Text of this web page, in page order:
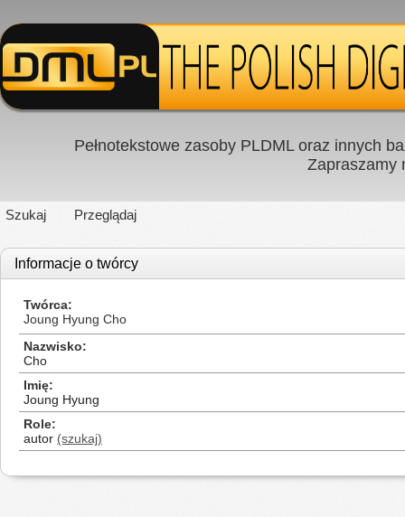
Pełnotekstowe zasoby PLDML oraz innych
Zapraszamy
Szukaj Przeglądaj
Informacje o twórcy
Twórca
Joung Hyung Cho
Nazwisko
Cho
Imię
Joung Hyung
Role
autor (szukaj)